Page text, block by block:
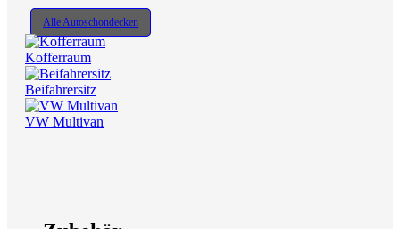
Alle Autoschondecken
Kofferraum
Beifahrersitz
VW Multivan